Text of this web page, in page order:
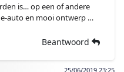
is… op een of andere
auto en mooi ontwerp …
Beantwoord
25/06/2019 23:25